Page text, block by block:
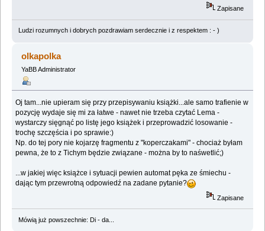
Zapisane
Ludzi rozumnych i dobrych pozdrawiam serdecznie i z respektem : - )
olkapolka
YaBB Administrator
Oj tam...nie upieram się przy przepisywaniu książki...ale samo trafienie w
pozycję wydaje się mi za łatwe - nawet nie trzeba czytać Lema -
wystarczy sięgnąć po listę jego książek i przeprowadzić losowanie -
trochę szczęścia i po sprawie:)
Np. do tej pory nie kojarzę fragmentu z "koperczakami" - chociaż byłam
pewna, że to z Tichym będzie związane - można by to naśwetlić;)
...w jakiej więc książce i sytuacji pewien automat pęka ze śmiechu -
dając tym przewrotną odpowiedź na zadane pytanie?
Zapisane
Mówią już powszechnie: Di - da...